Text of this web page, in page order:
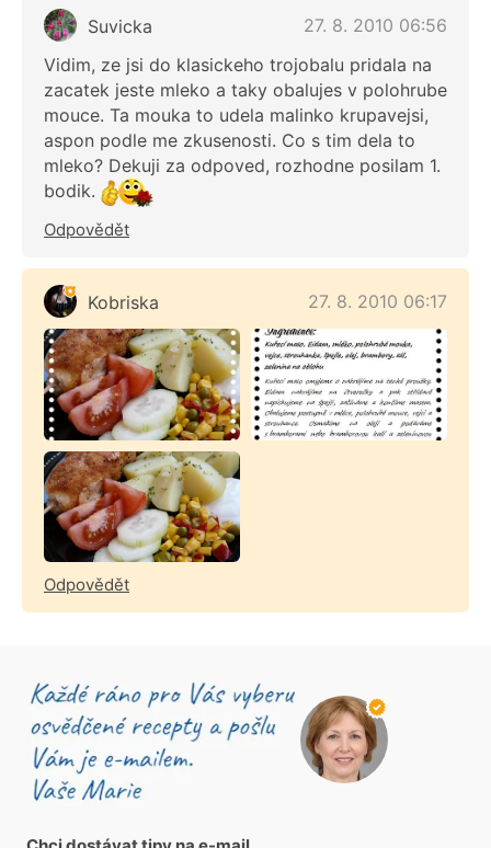
Suvicka
27. 8. 2010 06:56
Vidim, ze jsi do klasickeho trojobalu pridala na
zacatek jeste mleko a taky obalujes v polohrube
mouce. Ta mouka to udela malinko krupavejsi,
aspon podle me zkusenosti. Co s tim dela to
mleko? Dekuji za odpoved, rozhodne posilam 1.
bodik.
Odpovědět
Kobriska 27. 8. 2010 06:17
Odpovědět